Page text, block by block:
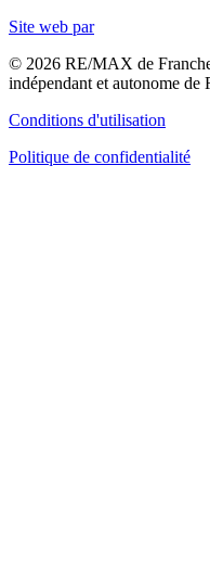
Site web par
© 2026 RE/MAX de
indépendant et autonome
Conditions d'utilisation
Politique de confidentialité